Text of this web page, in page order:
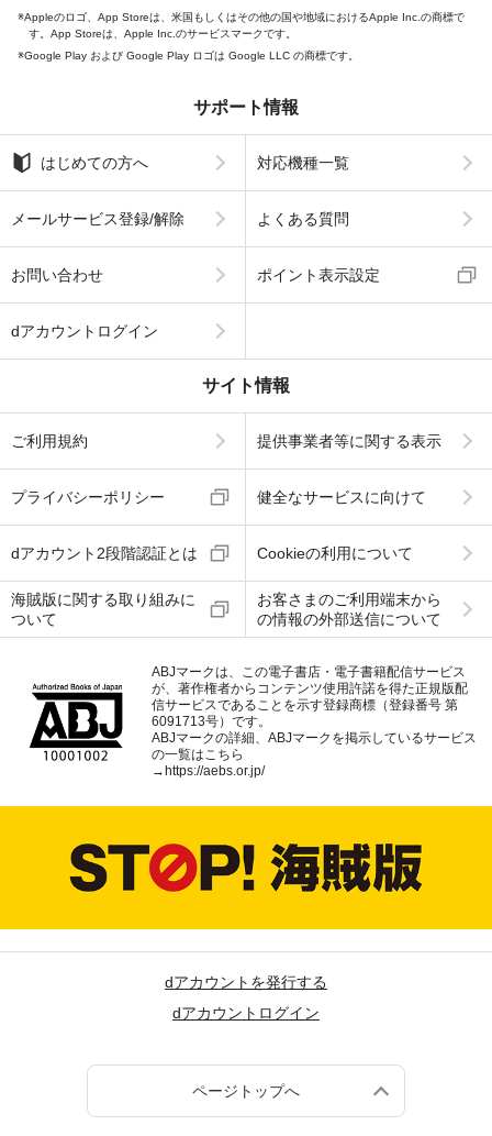
Appleのロゴ、App Storeは、米国もしくはその他の国や地域におけるApple Inc.の商標で
す。App Storeは、Apple Inc.のサービスマークです。
Google Play および Google Play ロゴは Google LLC の商標です。
サポート情報
はじめての方へ 対応機種一覧
メールサービス登録/解除 よくある質問
お問い合わせ ポイント表示設定
dアカウントログイン
サイト情報
ご利用規約 提供事業者等に関する表示
プライバシーポリシー 健全なサービスに向けて
dアカウント2段階認証とは Cookieの利用について
海賊版に関する取り組みに
ついて
お客さまのご利用端末から
の情報の外部送信について
ABJマークは、この電子書店・電子書籍配信サービス
が、著作権者からコンテンツ使用許諾を得た正規版配
信サービスであることを示す登録商標（登録番号 第
6091713号）です。
ABJマークの詳細、ABJマークを掲示しているサービス
の一覧はこちら
→ https://aebs.or.jp/
dアカウントを発行する
dアカウントログイン
ページトップへ